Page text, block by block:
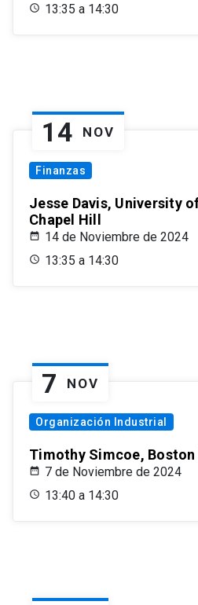
13:35 a 14:30
14 NOV
Finanzas
Jesse Davis, University
Chapel Hill
14 de Noviembre de 2024
13:35 a 14:30
7 NOV
Organización Industrial
Timothy Simcoe,
7 de Noviembre de 2024
13:40 a 14:30